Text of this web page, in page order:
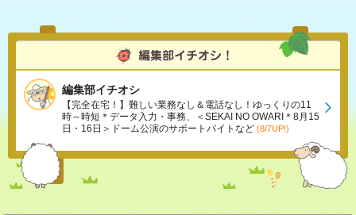
編集部イチオシ
【完全在宅！】難しい業務なし＆電話なし！ゆっくりの11
時～時短＊データ入力・事務、＜SEKAI NO OWARI＊8月15
日・16日＞ドーム公演のサポートバイトなど (8/7UP!)